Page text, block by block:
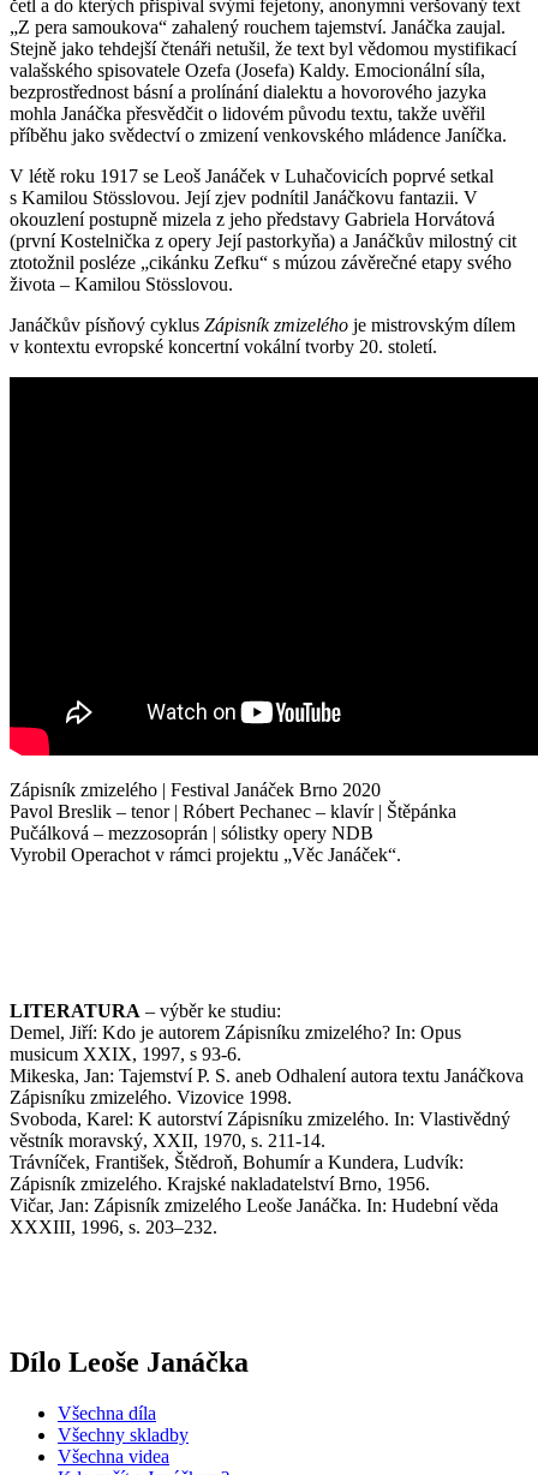
četl a do kterých přispíval svými fejetony, anonymní veršovaný text
„Z pera samoukova“ zahalený rouchem tajemství. Janáčka zaujal.
Stejně jako tehdejší čtenáři netušil, že text byl vědomou mystifikací
valašského spisovatele Ozefa (Josefa) Kaldy. Emocionální síla,
bezprostřednost básní a prolínání dialektu a hovorového jazyka
mohla Janáčka přesvědčit o lidovém původu textu, takže uvěřil
příběhu jako svědectví o zmizení venkovského mládence Janíčka.
V létě roku 1917 se Leoš Janáček v Luhačovicích poprvé setkal
s Kamilou Stösslovou. Její zjev podnítil Janáčkovu fantazii. V
okouzlení postupně mizela z jeho představy Gabriela Horvátová
(první Kostelnička z opery Její pastorkyňa) a Janáčkův milostný cit
ztotožnil posléze „cikánku Zefku“ s múzou závěrečné etapy svého
života – Kamilou Stösslovou.
Janáčkův písňový cyklus Zápisník zmizelého je mistrovským dílem
v kontextu evropské koncertní vokální tvorby 20. století.
Zápisník zmizelého | Festival Janáček Brno 2020
Pavol Breslik – tenor | Róbert Pechanec – klavír | Štěpánka
Pučálková – mezzosoprán | sólistky opery NDB
Vyrobil Operachot v rámci projektu „Věc Janáček“.
LITERATURA – výběr ke studiu:
Demel, Jiří: Kdo je autorem Zápisníku zmizelého? In: Opus
musicum XXIX, 1997, s 93-6.
Mikeska, Jan: Tajemství P. S. aneb Odhalení autora textu Janáčkova
Zápisníku zmizelého. Vizovice 1998.
Svoboda, Karel: K autorství Zápisníku zmizelého. In: Vlastivědný
věstník moravský, XXII, 1970, s. 211-14.
Trávníček, František, Štědroň, Bohumír a Kundera, Ludvík:
Zápisník zmizelého. Krajské nakladatelství Brno, 1956.
Vičar, Jan: Zápisník zmizelého Leoše Janáčka. In: Hudební věda
XXXIII, 1996, s. 203–232.
Dílo Leoše Janáčka
Všechna díla
Všechny skladby
Všechna videa